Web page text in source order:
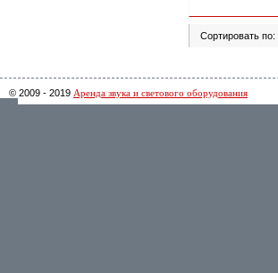
Сортировать
© 2009 - 2019 Аренда звука и светового оборудования